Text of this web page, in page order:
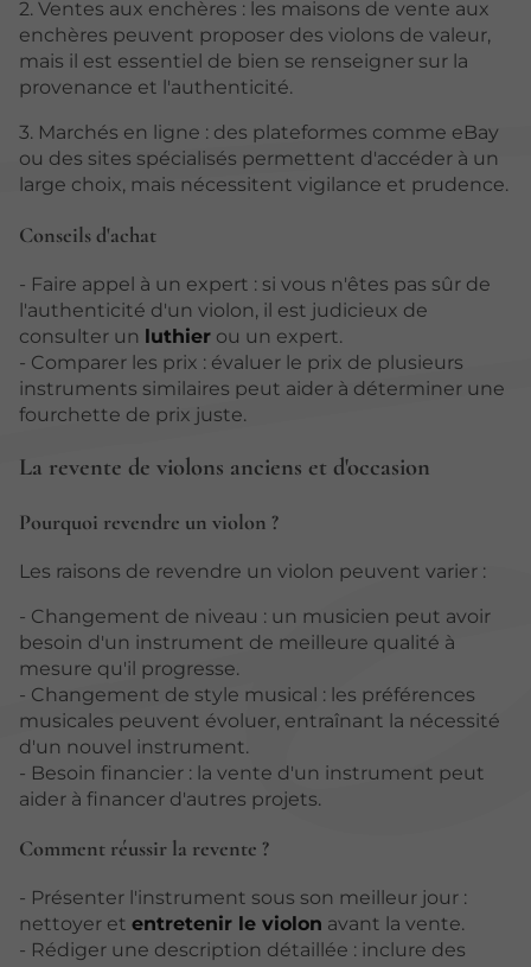
2. Ventes aux enchères : les maisons de vente aux
enchères peuvent proposer des violons de valeur,
mais il est essentiel de bien se renseigner sur la
provenance et l'authenticité.
3. Marchés en ligne : des plateformes comme eBay
ou des sites spécialisés permettent d'accéder à un
large choix, mais nécessitent vigilance et prudence.
Conseils d'achat
- Faire appel à un expert : si vous n'êtes pas sûr de
l'authenticité d'un violon, il est judicieux de
consulter un luthier ou un expert.
- Comparer les prix : évaluer le prix de plusieurs
instruments similaires peut aider à déterminer une
fourchette de prix juste.
La revente de violons anciens et d'occasion
Pourquoi revendre un violon ?
Les raisons de revendre un violon peuvent varier :
- Changement de niveau : un musicien peut avoir
besoin d'un instrument de meilleure qualité à
mesure qu'il progresse.
- Changement de style musical : les préférences
musicales peuvent évoluer, entraînant la nécessité
d'un nouvel instrument.
- Besoin financier : la vente d'un instrument peut
aider à financer d'autres projets.
Comment réussir la revente ?
- Présenter l'instrument sous son meilleur jour :
nettoyer et entretenir le violon avant la vente.
- Rédiger une description détaillée : inclure des